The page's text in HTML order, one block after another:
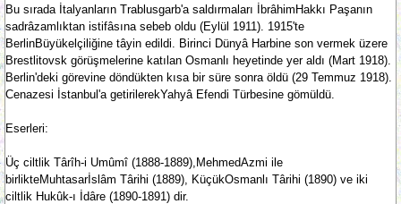
Bu sırada İtalyanların Trablusgarb'a saldırmaları İbrâhimHakkı Paşanın
sadrâzamlıktan istifâsına sebeb oldu (Eylül 1911). 1915'te
BerlinBüyükelçiliğine tâyin edildi. Birinci Dünyâ Harbine son vermek üzere
Brestlitovsk görüşmelerine katılan Osmanlı heyetinde yer aldı (Mart 1918).
Berlin'deki görevine döndükten kısa bir süre sonra öldü (29 Temmuz 1918).
Cenazesi İstanbul'a getirilerekYahyâ Efendi Türbesine gömüldü.
Eserleri:
Üç ciltlik Târîh-i Umûmî (1888-1889),MehmedAzmi ile
birlikteMuhtasarİslâm Târihi (1889), KüçükOsmanlı Târihi (1890) ve iki
ciltlik Hukûk-ı İdâre (1890-1891) dir.